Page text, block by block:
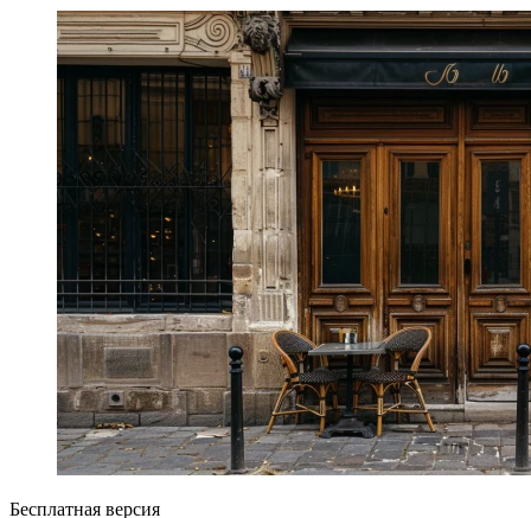
Бесплатная версия